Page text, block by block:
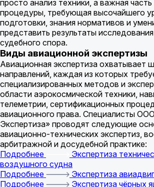
просто анализ техники, а важная
процедуры, требующая высочайшего
подготовки, знания нормативов и
представить результаты
судебного спора.
Виды авиационной экспертизы
Авиационная экспертиза охватывает
направлений, каждая из которых
специализированных методов и
области аэрокосмической техники,
телеметрии, сертификационных
авиационного права. Специалисты
Экспертиза» проводят следующие
авиационно-технических экспертиз,
арбитражной и досудебной практике:
Подробнее
Экспертиза
воздушного судна
Подробнее
Экспертиза
Подробнее
Экспертиза чёрных